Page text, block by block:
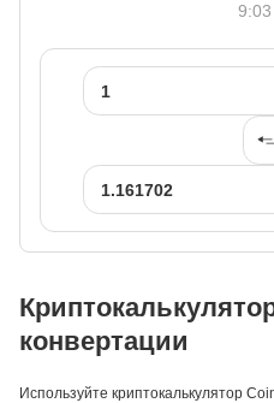
9:03
конвертации
Используйте криптокалькулятор